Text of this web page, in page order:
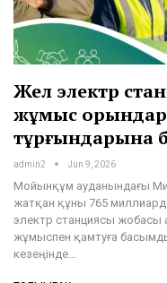
Жел электр
жұмыс
тұрғындарына
admin2 Jun 9, 2026
Мойынқұм ауданындағы
жатқан құны 765 миллиард
электр станциясы жобасы
жұмыспен қамтуға
кезеңінде…